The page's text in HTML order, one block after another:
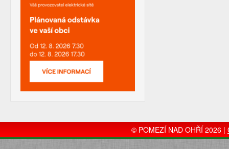
© POMEZÍ NAD OHŘÍ 2026 |